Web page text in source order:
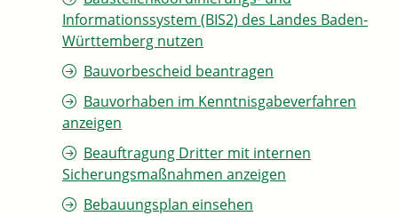
Informationssystem (BIS2) des Landes Baden-
Württemberg nutzen
Bauvorbescheid beantragen
Bauvorhaben im Kenntnisgabeverfahren
anzeigen
Beauftragung Dritter mit internen
Sicherungsmaßnahmen anzeigen
Bebauungsplan einsehen